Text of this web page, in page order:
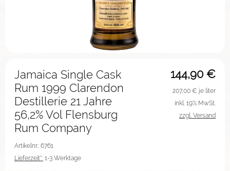
144,90 €
Jamaica Single Cask
Rum 1999 Clarendon
Destillerie 21 Jahre
56,2% Vol Flensburg
Rum Company
Artikelnr.: 6761
Lieferzeit*: 1-3 Werktage
207,00 € je liter
inkl. 19% MwSt.
zzgl. Versand